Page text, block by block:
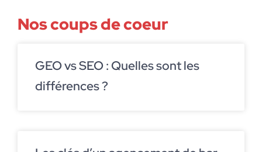
Nos coups de coeur
GEO vs SEO : Quelles sont les
différences ?